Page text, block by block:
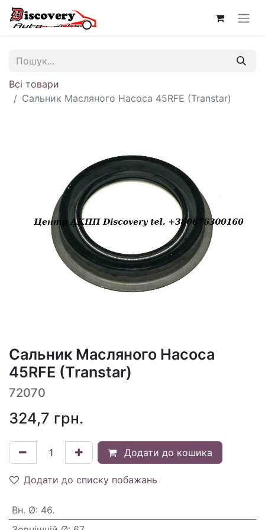
Всі товари
Сальник Масляного Насоса 45RFE (Transtar)
Сальник Масляного Насоса
45RFE (Transtar)
72070
324,7 грн.
Додати до кошика
Додати до списку побажань
Вн. Ø: 46.